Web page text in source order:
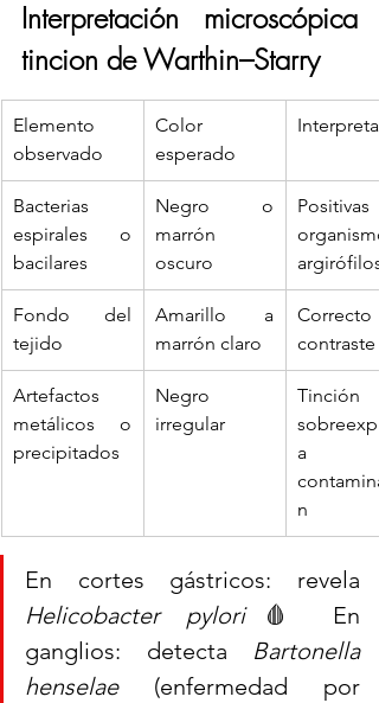
Interpretación microscópica
tincion de Warthin–Starry
Elemento
observado
Color
esperado
Bacterias
espirales o
bacilares
Negro o
marrón
oscuro
Positivas
argirófilos
Fondo del
tejido
Amarillo a
marrón claro
Correcto
contraste
Artefactos
metálicos o
precipitados
Negro
irregular
Tinción
a
n
Helicobacter pylori🩸 En
ganglios: detecta Bartonella
henselae (enfermedad por